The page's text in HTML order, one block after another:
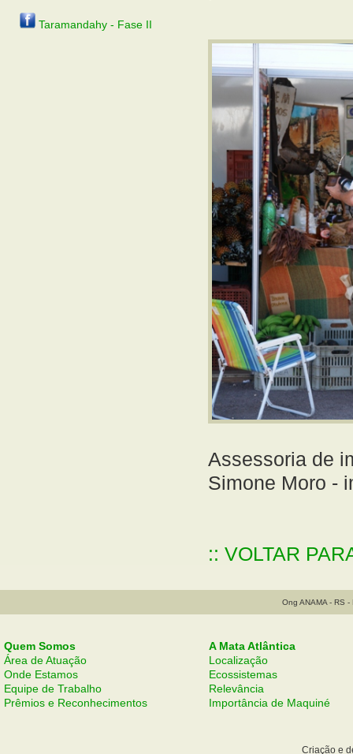
Taramandahy - Fase II
Assessoria de
Simone Moro -
:: VOLTAR
Ong ANAMA - RS
Quem Somos
Área de Atuação
Onde Estamos
Equipe de Trabalho
Prêmios e Reconhecimentos
A Mata Atlântica
Localização
Ecossistemas
Relevância
Importância de Maquiné
Criação e